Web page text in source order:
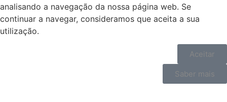
analisando a navegação da nossa página web. Se
continuar a navegar, consideramos que aceita a sua
utilização.
Aceitar
Saber mais